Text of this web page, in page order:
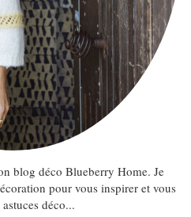
blog déco Blueberry Home. Je
pour vous inspirer et vous
déco...